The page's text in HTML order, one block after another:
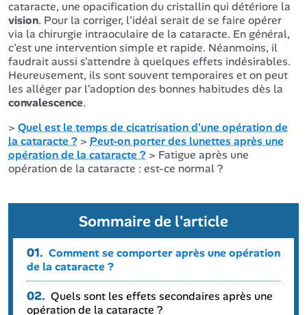
cataracte, une opacification du cristallin qui détériore la
vision. Pour la corriger, l'idéal serait de se faire opérer
via la chirurgie intraoculaire de la cataracte. En général,
c'est une intervention simple et rapide. Néanmoins, il
faudrait aussi s'attendre à quelques effets indésirables.
Heureusement, ils sont souvent temporaires et on peut
les alléger par l'adoption des bonnes habitudes dès la
convalescence.
> Quel est le temps de cicatrisation d'une opération de
la cataracte ? > Peut-on porter des lunettes après une
opération de la cataracte ? > Fatigue après une
opération de la cataracte : est-ce normal ?
Sommaire de l'article
01. Comment se comporter après une opération
de la cataracte ?
02. Quels sont les effets secondaires après une
opération de la cataracte ?